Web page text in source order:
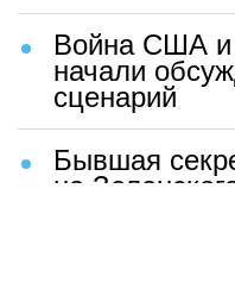
Война США
начали
сценарий
Бывшая
на